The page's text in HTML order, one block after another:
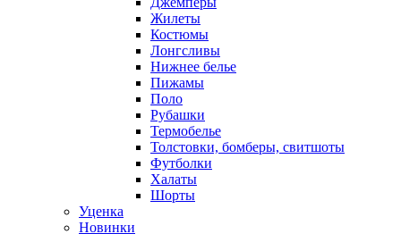
Жилеты
Костюмы
Лонгсливы
Нижнее белье
Пижамы
Поло
Рубашки
Термобелье
Толстовки, бомберы, свитшоты
Футболки
Халаты
Шорты
Уценка
Новинки